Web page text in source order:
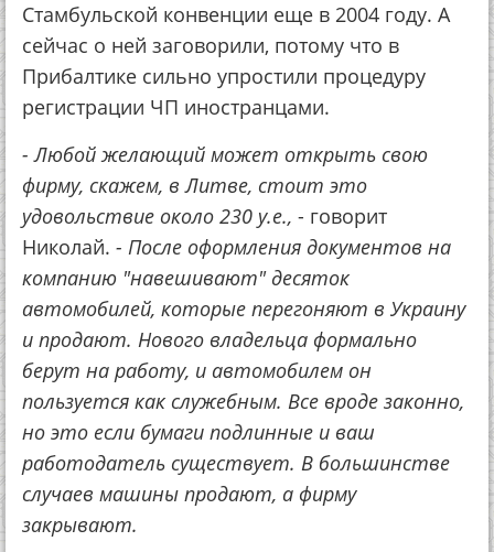
Стамбульской конвенции еще в 2004 году. А
сейчас о ней заговорили, потому что в
Прибалтике сильно упростили процедуру
регистрации ЧП иностранцами.
- Любой желающий может открыть свою
фирму, скажем, в Литве, стоит это
удовольствие около 230 у.е., - говорит
Николай. - После оформления документов на
компанию "навешивают" десяток
автомобилей, которые перегоняют в Украину
и продают. Нового владельца формально
берут на работу, и автомобилем он
пользуется как служебным. Все вроде законно,
но это если бумаги подлинные и ваш
работодатель существует. В большинстве
случаев машины продают, а фирму
закрывают.